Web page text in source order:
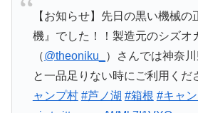
【お知らせ】先日の黒い機械の
機』でした！！製造元のシズオ
（@theoniku_
）さんでは神奈
と一品足りない時にご利用くだ
ャンプ村 #芦ノ湖 #箱根 #キャ